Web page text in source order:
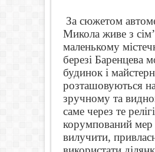
За сюжетом
Микола живе з сім’
маленькому
березі Баренцева
будинок і
розташовуються
зручному та
саме через те
корумпований мер
вилучити,